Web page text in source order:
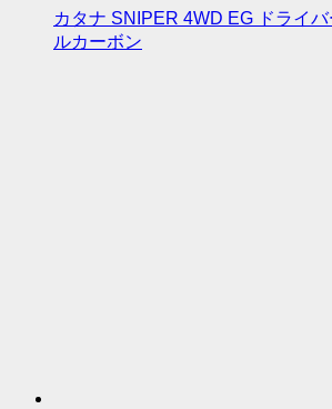
カタナ SNIPER 4WD EG ドライ
ルカーボン